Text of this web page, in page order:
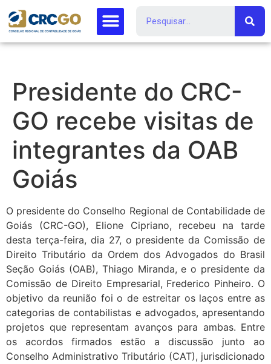
Presidente do CRC-
GO recebe visitas de
integrantes da OAB
Goiás
O presidente do Conselho Regional de Contabilidade de
Goiás (CRC-GO), Elione Cipriano, recebeu na tarde
desta terça-feira, dia 27, o presidente da Comissão de
Direito Tributário da Ordem dos Advogados do Brasil
Seção Goiás (OAB), Thiago Miranda, e o presidente da
Comissão de Direito Empresarial, Frederico Pinheiro. O
objetivo da reunião foi o de estreitar os laços entre as
categorias de contabilistas e advogados, apresentando
projetos que representam avanços para ambas. Entre
os acordos firmados estão a discussão junto ao
Conselho Administrativo Tributário (CAT), jurisdicionado